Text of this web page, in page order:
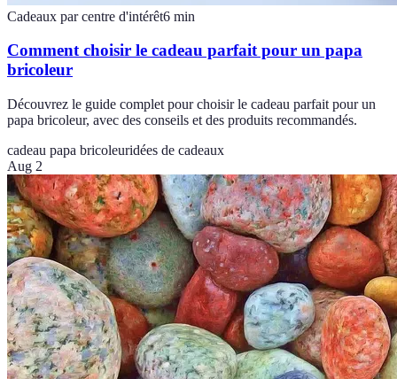
Cadeaux par centre d'intérêt6 min
Comment choisir le cadeau parfait pour un papa
bricoleur
Découvrez le guide complet pour choisir le cadeau parfait pour un
papa bricoleur, avec des conseils et des produits recommandés.
cadeau papa bricoleuridées de cadeaux
Aug 2